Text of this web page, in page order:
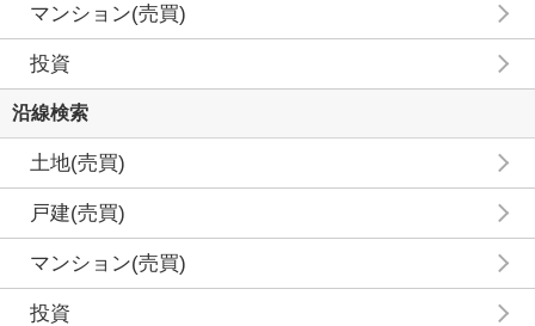
マンション(売買)
投資
沿線検索
土地(売買)
戸建(売買)
マンション(売買)
投資